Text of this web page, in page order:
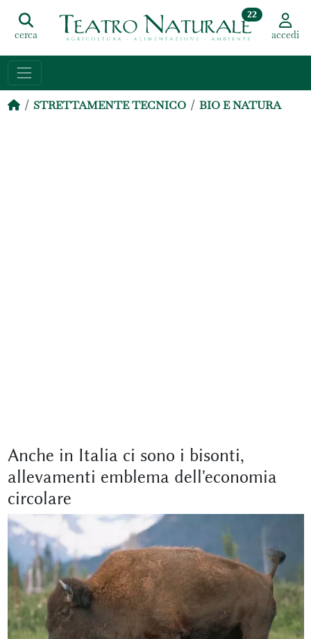
cerca
22
accedi
STRETTAMENTE TECNICO BIO E NATURA
Anche in Italia ci sono i bisonti,
allevamenti emblema dell'economia
circolare